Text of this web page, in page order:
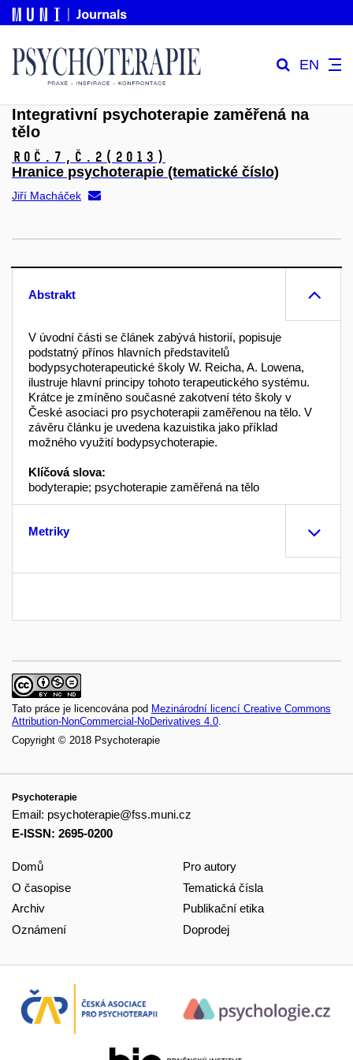
EN
Integrativní psychoterapie zaměřená na
tělo
Roč.7, č.2 (2013)
Hranice psychoterapie (tematické číslo)
Jiří Macháček
Abstrakt
V úvodní části se článek zabývá historií, popisuje
podstatný přínos hlavních představitelů
bodypsychoterapeutické školy W. Reicha, A. Lowena,
ilustruje hlavní principy tohoto terapeutického systému.
Krátce je zmíněno současné zakotvení této školy v
České asociaci pro psychoterapii zaměřenou na tělo. V
závěru článku je uvedena kazuistika jako příklad
možného využití bodypsychoterapie.
Klíčová slova:
bodyterapie; psychoterapie zaměřená na tělo
Metriky
Tato práce je licencována pod Mezinárodní licencí Creative Commons
Attribution-NonCommercial-NoDerivatives 4.0.
Copyright © 2018 Psychoterapie
Psychoterapie
Email: psychoterapie@fss.muni.cz
E-ISSN: 2695-0200
Domů
O časopise
Archiv
Oznámení
Pro autory
Tematická čísla
Publikační etika
Doprodej